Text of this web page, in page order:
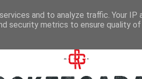
and to analyze traffic. Your IP
security metrics to ensure quality